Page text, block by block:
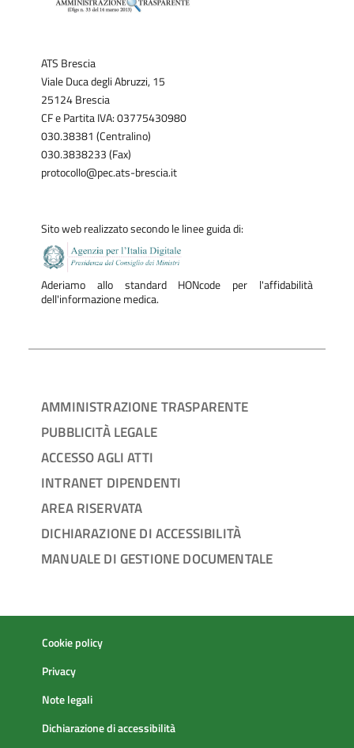
ATS Brescia
Viale Duca degli Abruzzi, 15
25124 Brescia
CF e Partita IVA: 03775430980
030.38381 (Centralino)
030.3838233 (Fax)
protocollo@pec.ats-brescia.it
Sito web realizzato secondo le linee guida di:
Aderiamo allo standard HONcode per l'affidabilità
dell'informazione medica.
AMMINISTRAZIONE TRASPARENTE
PUBBLICITÀ LEGALE
ACCESSO AGLI ATTI
INTRANET DIPENDENTI
AREA RISERVATA
DICHIARAZIONE DI ACCESSIBILITÀ
MANUALE DI GESTIONE DOCUMENTALE
Cookie policy
Privacy
Note legali
Dichiarazione di accessibilità